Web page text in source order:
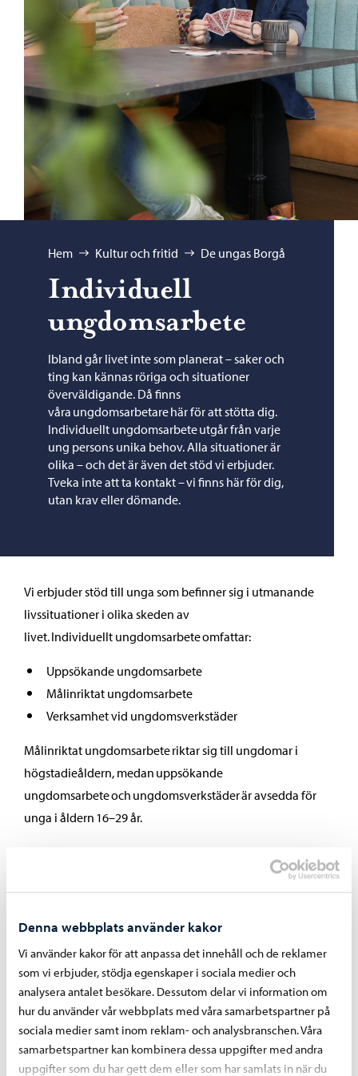
Denna webbplats använder kakor
Vi använder kakor för att anpassa det innehåll och de reklamer
som vi erbjuder, stödja egenskaper i sociala medier och
analysera antalet besökare. Dessutom delar vi information om
hur du använder vår webbplats med våra samarbetspartner på
sociala medier samt inom reklam- och analysbranschen. Våra
samarbetspartner kan kombinera dessa uppgifter med andra
uppgifter som du har gett dem eller som har samlats in när du
Bläddra:
Hem Kultur och fritid De ungas Borgå
Individuell
ungdomsarbete
Ibland går livet inte som planerat – saker och
ting kan kännas röriga och situationer
överväldigande. Då finns
våra ungdomsarbetare här för att stötta dig.
Individuellt ungdomsarbete utgår från varje
ung persons unika behov. Alla situationer är
olika – och det är även det stöd vi erbjuder.
Tveka inte att ta kontakt – vi finns här för dig,
utan krav eller dömande.
Vi erbjuder stöd till unga som befinner sig i utmanande
livssituationer i olika skeden av
livet. Individuellt ungdomsarbete omfattar:
Uppsökande ungdomsarbete
Målinriktat ungdomsarbete
Verksamhet vid ungdomsverkstäder
Målinriktat ungdomsarbete riktar sig till ungdomar i
högstadieåldern, medan uppsökande
ungdomsarbete och ungdomsverkstäder är avsedda för
unga i åldern 16–29 år.
trygga uppväxten och stöda den ungas välbefinnande.
Den unga uppmuntras att hitta sin egen identitet och
sporras att göra sin egen röst hörd. I det individuella
ungdomsarbetet får den unga stöd till att utveckla olika
kunskaper och strykor i växelverkan med sina likställda
och pålitliga vuxna.